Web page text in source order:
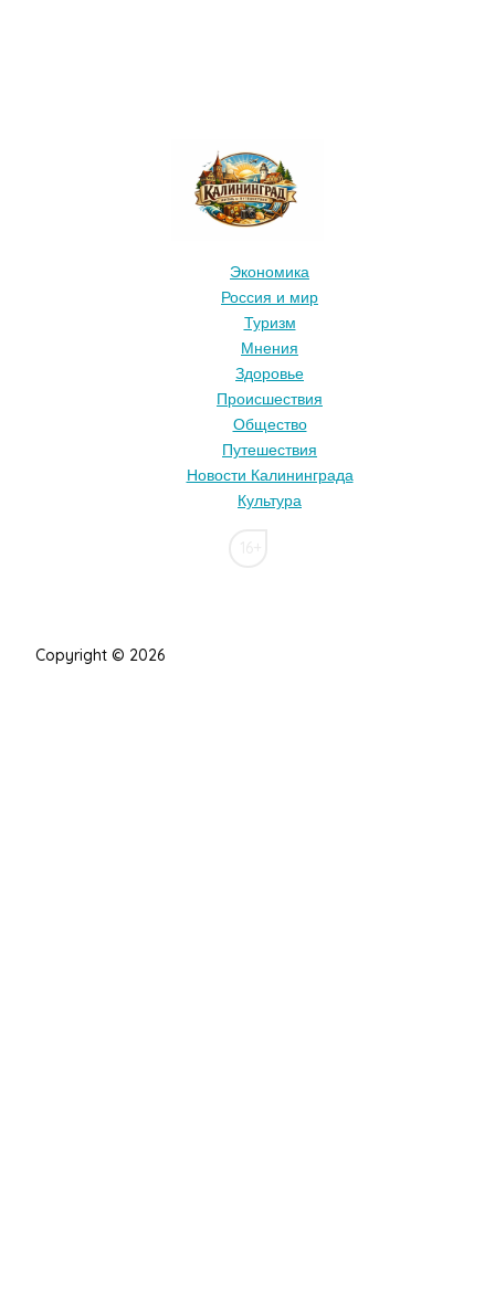
Экономика
Россия и мир
Туризм
Мнения
Здоровье
Происшествия
Общество
Путешествия
Новости Калининграда
Культура
Copyright © 2026